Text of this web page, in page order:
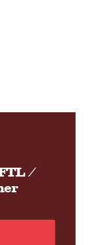
/